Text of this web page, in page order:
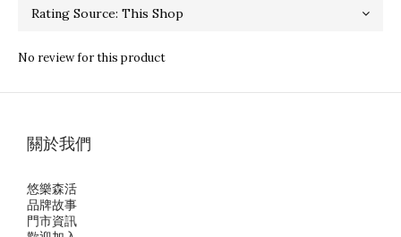
No review for this product
關於我們
悠樂森活
品牌故事
門市資訊